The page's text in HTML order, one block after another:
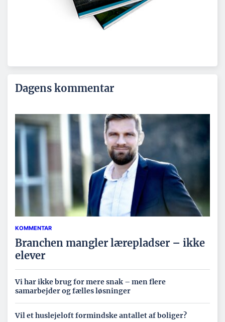
Dagens kommentar
KOMMENTAR
Branchen mangler lærepladser – ikke
elever
Vi har ikke brug for mere snak – men flere
samarbejder og fælles løsninger
Vil et huslejeloft formindske antallet af boliger?